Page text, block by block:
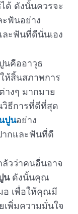
ด้ ดังนั้นควรจะ
ฟันอย่าง
ะฟันที่ดีนั่นเอง
นคืออาวุธ
ห้สิ้นสภาพการ
งๆ มากมาย
ธีการที่ดีที่สุด
ปูนอย่าง
ากและฟันที่ดี
ลัวว่าคนอื่นอาจ
นดังนั้นคุณ
อ เพื่อให้คุณมี
พิ่มความมั่นใจ